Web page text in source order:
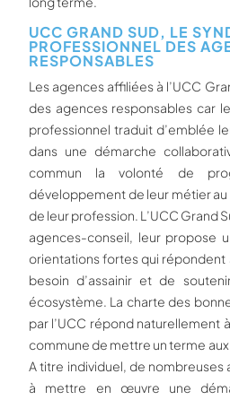
UCC GRAND SUD, LE
PROFESSIONNEL DES
RESPONSABLES
Les agences affiliées à l’UCC
des agences responsables car
professionnel traduit d’emblée
dans une démarche
commun la volonté de
développement de leur métier au
de leur profession. L’UCC Grand
agences-conseil, leur propose
orientations fortes qui répondent
besoin d’assainir et de
écosystème. La charte des
par l’UCC répond naturellement
commune de mettre un terme
A titre individuel, de
à mettre en œuvre une